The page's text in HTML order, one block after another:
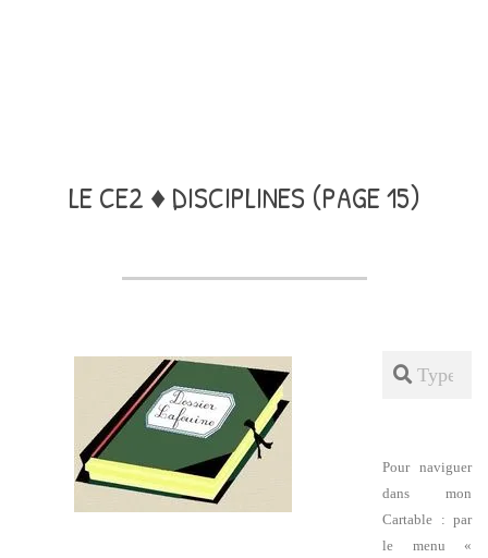
LE CE2 ♦ DISCIPLINES (PAGE 15)
Search
Pour naviguer
dans mon
Cartable : par
le menu «